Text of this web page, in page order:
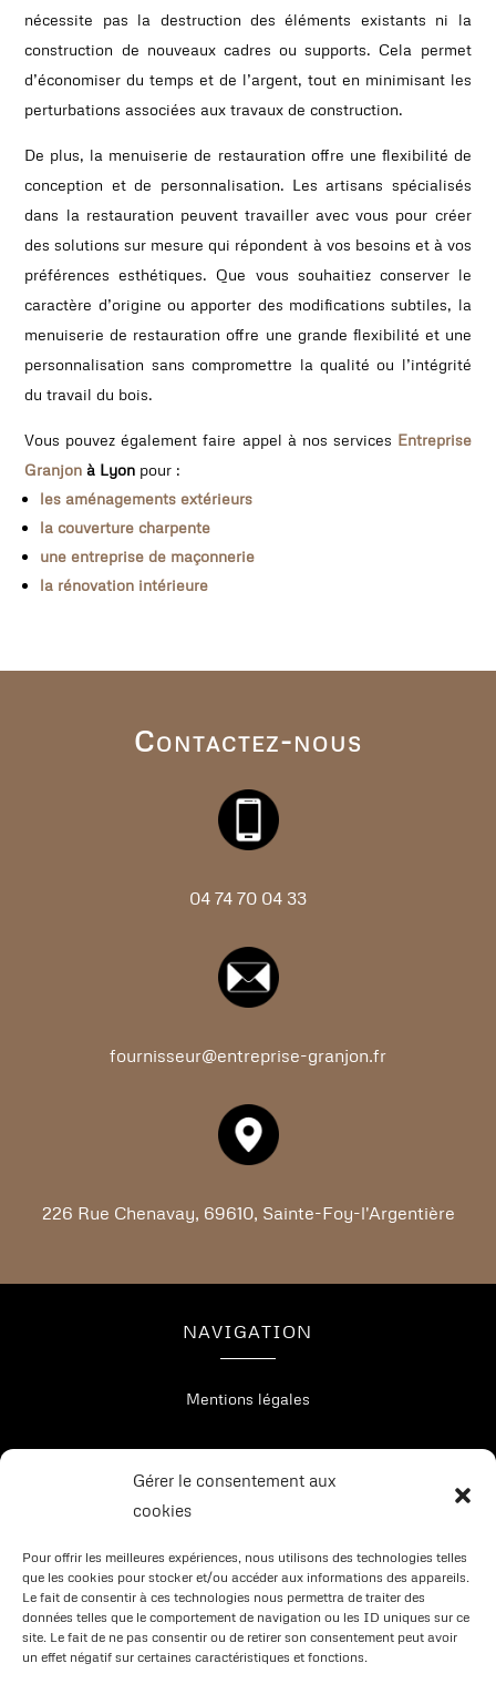
Gérer le consentement aux
cookies
Pour offrir les meilleures expériences, nous utilisons des technologies telles
que les cookies pour stocker et/ou accéder aux informations des appareils.
Le fait de consentir à ces technologies nous permettra de traiter des
données telles que le comportement de navigation ou les ID uniques sur ce
site. Le fait de ne pas consentir ou de retirer son consentement peut avoir
un effet négatif sur certaines caractéristiques et fonctions.
nécessite pas la destruction des éléments existants ni la
construction de nouveaux cadres ou supports. Cela permet
d’économiser du temps et de l’argent, tout en minimisant les
perturbations associées aux travaux de construction.
De plus, la menuiserie de restauration offre une flexibilité de
conception et de personnalisation. Les artisans spécialisés
dans la restauration peuvent travailler avec vous pour créer
des solutions sur mesure qui répondent à vos besoins et à vos
préférences esthétiques. Que vous souhaitiez conserver le
caractère d’origine ou apporter des modifications subtiles, la
menuiserie de restauration offre une grande flexibilité et une
personnalisation sans compromettre la qualité ou l’intégrité
du travail du bois.
Vous pouvez également faire appel à nos services Entreprise
Granjon à Lyon pour :
les aménagements extérieurs
la couverture charpente
une entreprise de maçonnerie
la rénovation intérieure
Contactez-nous
04 74 70 04 33
fournisseur@entreprise-granjon.fr
226 Rue Chenavay, 69610, Sainte-Foy-l'Argentière
NAVIGATION
Mentions légales